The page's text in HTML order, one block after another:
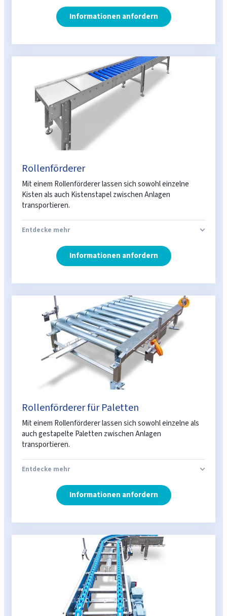
Informationen anfordern
Rollenförderer
Mit einem Rollenförderer lassen sich sowohl einzelne
Kisten als auch Kistenstapel zwischen Anlagen
transportieren.
Entdecke mehr
Informationen anfordern
Rollenförderer für Paletten
Mit einem Rollenförderer lassen sich sowohl einzelne als
auch gestapelte Paletten zwischen Anlagen
transportieren.
Entdecke mehr
Informationen anfordern